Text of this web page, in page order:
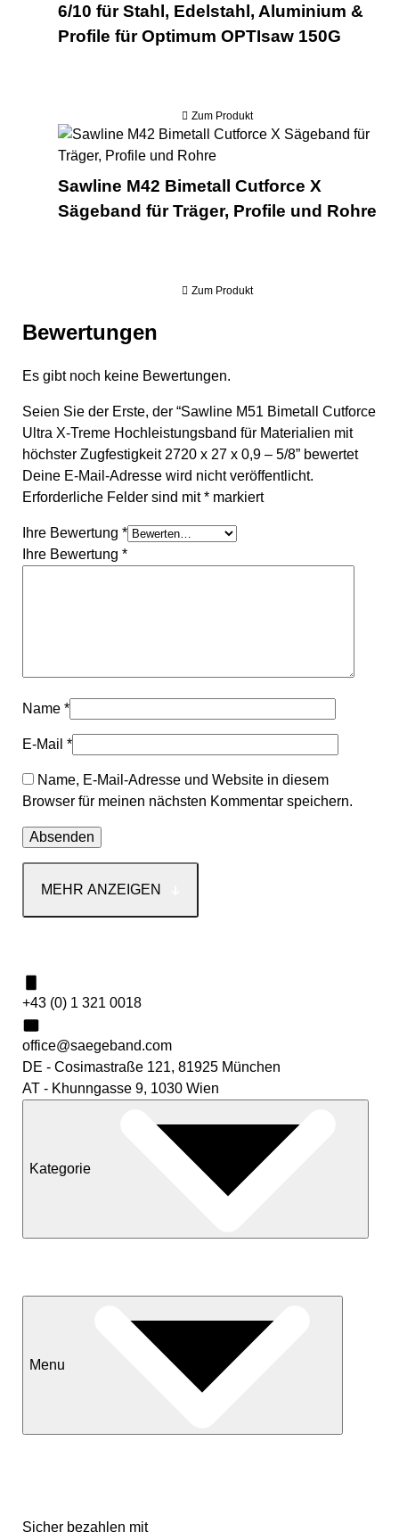
6/10 für Stahl, Edelstahl, Aluminium &
Profile für Optimum OPTIsaw 150G
Zum Produkt
Sawline M42 Bimetall Cutforce X
Sägeband für Träger, Profile und Rohre
Zum Produkt
Bewertungen
Es gibt noch keine Bewertungen.
Seien Sie der Erste, der “Sawline M51 Bimetall Cutforce
Ultra X-Treme Hochleistungsband für Materialien mit
höchster Zugfestigkeit 2720 x 27 x 0,9 – 5/8” bewertet
Deine E-Mail-Adresse wird nicht veröffentlicht.
Erforderliche Felder sind mit* markiert
Ihre Bewertung *
Ihre Bewertung *
Name *
E-Mail *
Name, E-Mail-Adresse und Website in diesem
Browser für meinen nächsten Kommentar speichern.
MEHR ANZEIGEN
+43 (0) 1 321 0018
office@saegeband.com
DE - Cosimastraße 121, 81925 München
AT - Khunngasse 9, 1030 Wien
Kategorie
Menu
Sicher bezahlen mit